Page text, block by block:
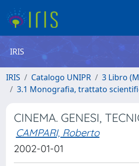
IRIS
IRIS Catalogo UNIPR
3 Libro
3.1 Monografia, trattato
CINEMA. GENESI,
CAMPARI, Roberto
2002-01-01